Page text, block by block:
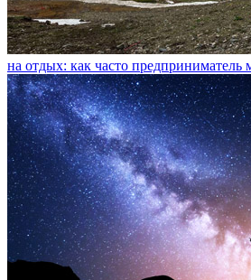
на отдых: как часто предприниматель